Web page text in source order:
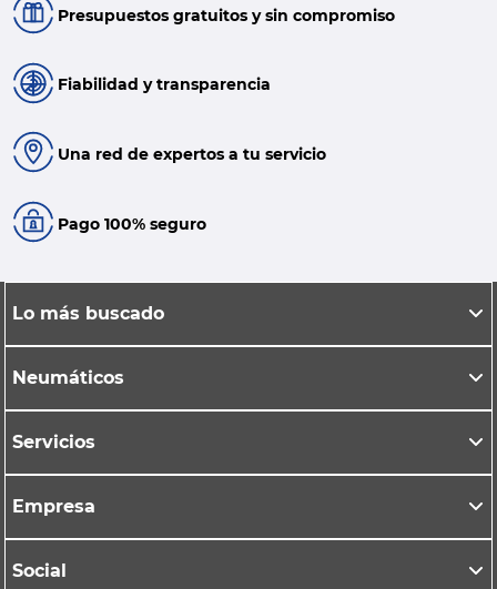
Presupuestos gratuitos y sin compromiso
Fiabilidad y transparencia
Una red de expertos a tu servicio
Pago 100% seguro
Lo más buscado
Neumáticos
Servicios
Empresa
Social